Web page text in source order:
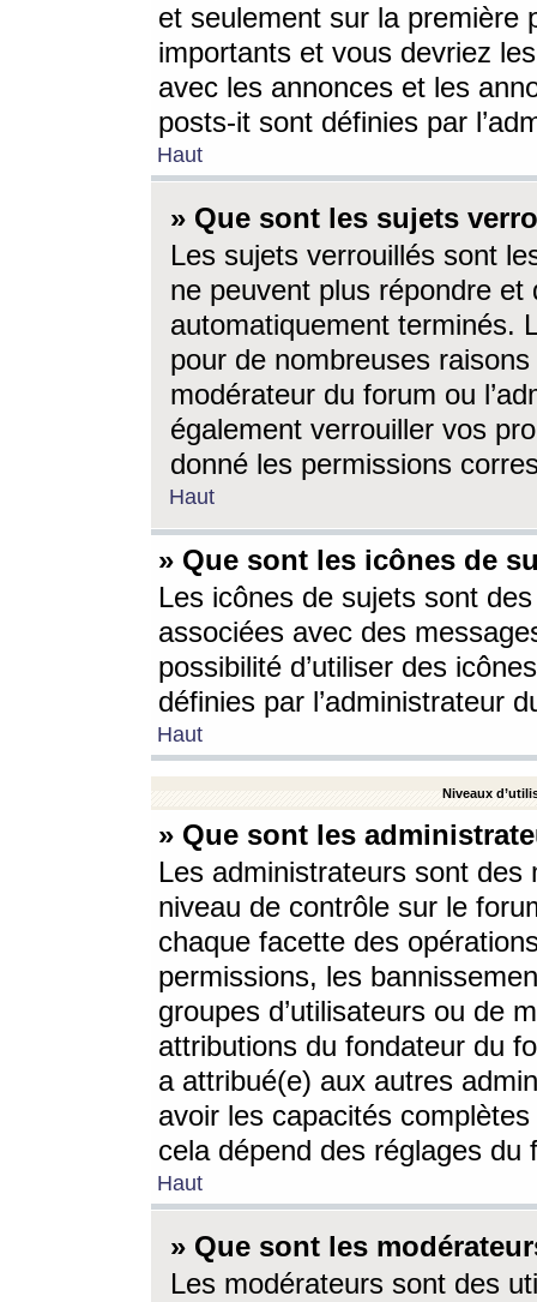
et seulement sur la première
importants et vous devriez
avec les annonces et les
posts-it sont définies par
Haut
» Que sont les sujets
Les sujets verrouillés sont
ne peuvent plus répondre
automatiquement terminés.
pour de nombreuses
modérateur du forum ou
également verrouiller vos
donné les permissions
Haut
» Que sont les icônes de
Les icônes de sujets sont
associées avec des
possibilité d’utiliser des
définies par l’administrateur
Haut
Niveaux
» Que sont les
Les administrateurs sont
niveau de contrôle sur le
chaque facette des
permissions, les
groupes d’utilisateurs ou de
attributions du fondateur du
a attribué(e) aux autres
avoir les capacités
cela dépend des réglages du
Haut
» Que sont les
Les modérateurs sont des